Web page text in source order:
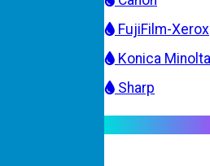
FujiFilm-Xerox
Konica Minolta
Sharp